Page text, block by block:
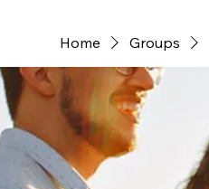
Home Groups